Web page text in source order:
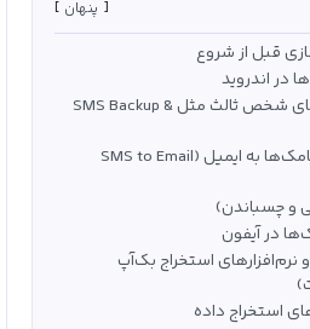
پنهان
قبل‌ از شروع
در اندروید
1. استفاده از برنامه‌های شخص ثالث مثل SMS Backup &
2. فوروارد خودکار پیامک‌ها به ایمیل (SMS to Email
در آیفون
1. استفاده از iTunes و نرم‌افزارهای استخراج بک‌آپ
استخراج داده